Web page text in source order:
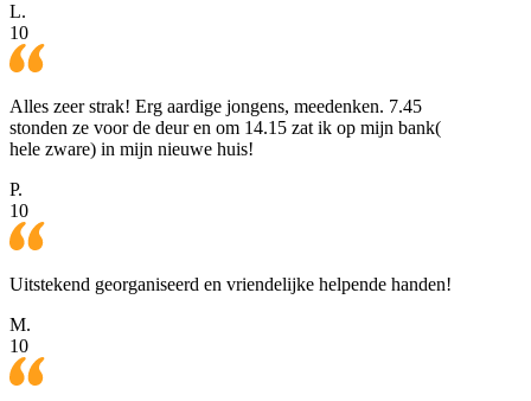
L.
10
Alles zeer strak! Erg aardige jongens, meedenken. 7.45
stonden ze voor de deur en om 14.15 zat ik op mijn bank(
hele zware) in mijn nieuwe huis!
P.
10
Uitstekend georganiseerd en vriendelijke helpende handen!
M.
10